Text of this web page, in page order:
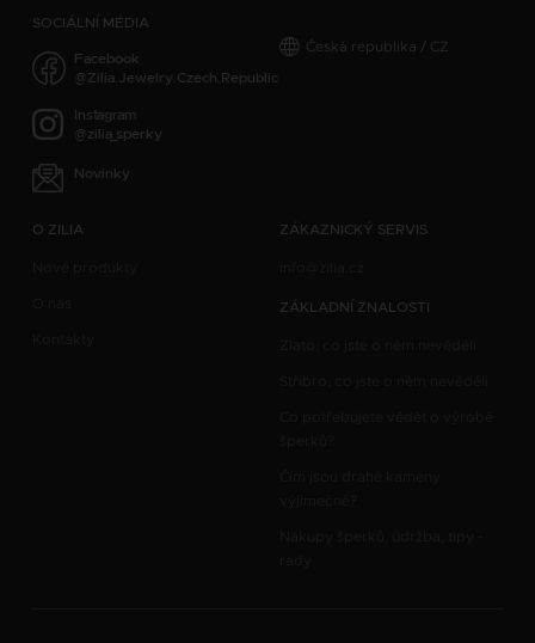
SOCIÁLNÍ MÉDIA
Facebook
@Zilia.Jewelry.Czech.Republic
Instagram
@zilia_sperky
Novinky
Česká republika / CZ
O ZILIA ZÁKAZNICKÝ SERVIS
ZÁKLADNÍ ZNALOSTI